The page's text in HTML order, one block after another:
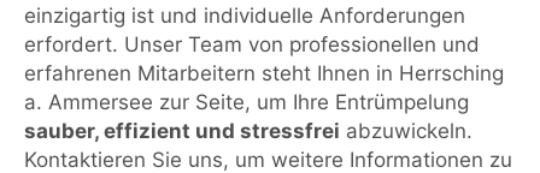
einzigartig ist und individuelle Anforderungen
erfordert. Unser Team von professionellen und
erfahrenen Mitarbeitern steht Ihnen in Herrsching
a. Ammersee zur Seite, um Ihre Entrümpelung
sauber, effizient und stressfrei abzuwickeln.
Kontaktieren Sie uns, um weitere Informationen zu